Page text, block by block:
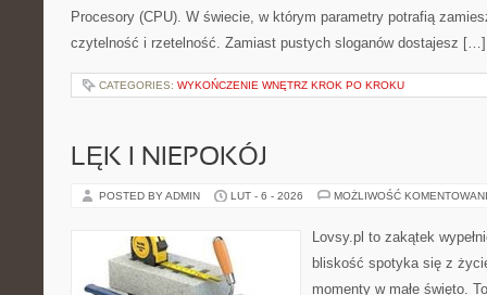
Procesory (CPU). W świecie, w którym parametry potrafią
czytelność i rzetelność. Zamiast pustych sloganów dostajesz […]
CATEGORIES: WYKOŃCZENIE WNĘTRZ KROK PO KROKU
LĘK I NIEPOKÓJ
POSTED BY ADMIN LUT - 6 - 2026 MOŻLIWOŚĆ
Lovsy.pl to zakątek
bliskość spotyka się z
momenty w małe święto.